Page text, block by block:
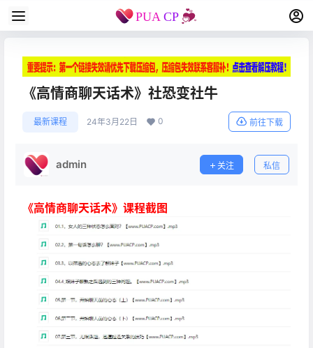
《高情商聊天话术》社恐变社牛
最新课程 24年3月22日 0 前往下载
admin 关注 私信
《高情商聊天话术》课程截图